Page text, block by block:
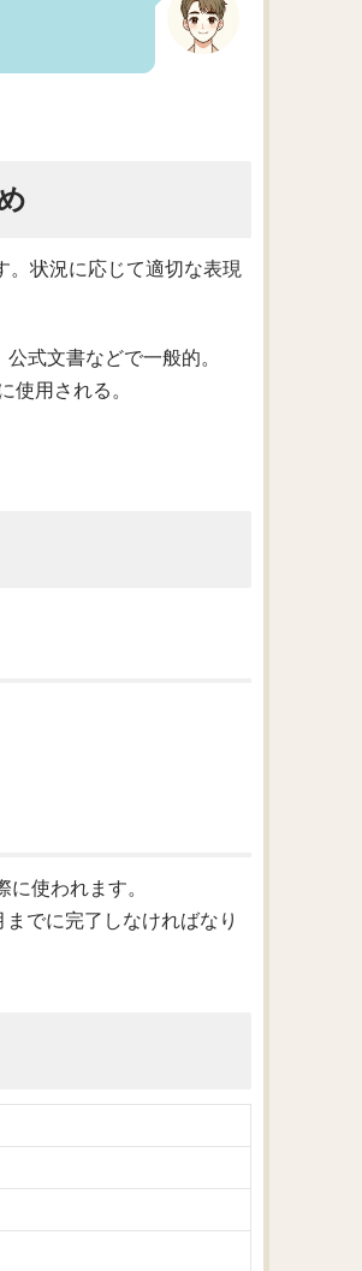
。状況に応じて適切な表現
式文書などで一般的。
使用される。
使われます。
でに完了しなければなり